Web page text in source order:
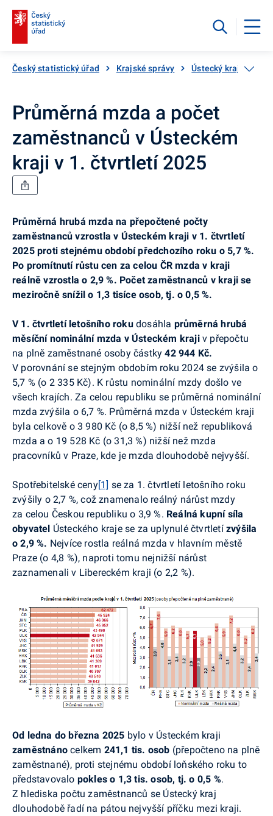
Český statistický úřad Krajské správy Ústecký kraj
Průměrná mzda a počet
zaměstnanců v Ústeckém
kraji v 1. čtvrtletí 2025
Průměrná hrubá mzda na přepočtené počty
zaměstnanců vzrostla v Ústeckém kraji v 1. čtvrtletí
2025 proti stejnému období předchozího roku o 5,7 %.
Po promítnutí růstu cen za celou ČR mzda v kraji
reálně vzrostla o 2,9 %. Počet zaměstnanců v kraji se
meziročně snížil o 1,3 tisíce osob, tj. o 0,5 %.
V 1. čtvrtletí letošního rokudosáhla průměrná hrubá
měsíční nominální mzda v Ústeckém krajiv přepočtu
na plně zaměstnané osoby částky42 944 Kč.
V porovnání se stejným obdobím roku 2024 se zvýšila o
5,7 % (o 2 335 Kč). K růstu nominální mzdy došlo ve
všech krajích. Za celou republiku se průměrná nominální
mzda zvýšila o 6,7 %. Průměrná mzda v Ústeckém kraji
byla celkově o 3 980 Kč (o 8,5 %) nižší než republiková
mzda ao 19 528 Kč (o 31,3 %) nižšínežmzda
pracovníků v Praze, kde je mzda dlouhodobě nejvyšší.
Spotřebitelské ceny[1] se za 1. čtvrtletí letošního roku
zvýšily o 2,7 %, což znamenalo reálný nárůst mzdy
za celou Českou republiku o 3,9 %. Reálná kupní síla
obyvatel Ústeckého kraje se za uplynulé čtvrtletízvýšila
o 2,9 %. Nejvíce rostla reálná mzda v hlavním městě
Praze (o 4,8 %), naproti tomu nejnižší nárůst
zaznamenali v Libereckém kraji (o 2,2 %).
Od ledna do března 2025 bylo v Ústeckém kraji
zaměstnánocelkem 241,1 tis. osob (přepočteno na plně
zaměstnané), proti stejnému období loňského roku to
představovalo pokles o 1,3 tis. osob, tj. o 0,5 %.
Z hlediska počtu zaměstnanců se Ústecký kraj
dlouhodobě řadí na pátou nejvyšší příčku mezi kraji.